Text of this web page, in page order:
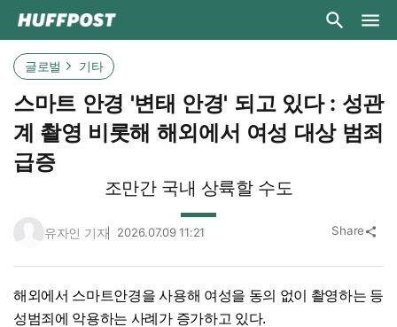
글로벌 기타
스마트 안경 '변태 안경' 되고 있다 : 성관
계 촬영 비롯해 해외에서 여성 대상 범죄
급증
조만간 국내 상륙할 수도
유자인 기자 2026.07.09 11:21 Share share
해외에서 스마트안경을 사용해 여성을 동의 없이 촬영하는 등
성범죄에 악용하는 사례가 증가하고 있다.